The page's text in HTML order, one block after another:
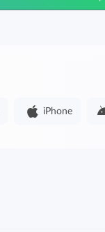
iPhone